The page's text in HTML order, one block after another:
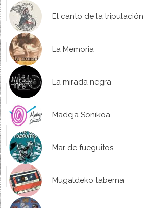
El canto de la tripulación
La Memoria
La mirada negra
Madeja Sonikoa
Mar de fueguitos
Mugaldeko taberna